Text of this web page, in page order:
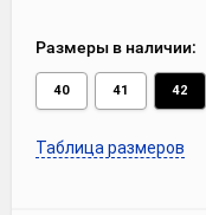
Размеры в наличии:
40 41 42
Таблица размеров